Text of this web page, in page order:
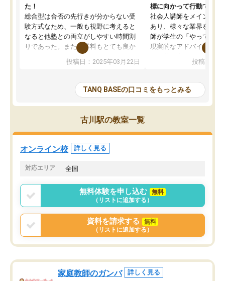
た！
総合型は合否の先行きが分からない受
験方式なため、一般も視野に考えると
なると他塾との両立がしやすい時間割
りであった。また授業料もとても良か
総合型の多くの塾は大学生が見ること
大学生の目だけでなく、数人の大人に
も目を通して頂ける。そのため多くの
意見を聞くことができ、より良いもの
を推敲することが可能だ。
どの人も優しく、親身に接してくださ
るのでやる気も出て、良かったで
す！！
投稿日：2025年03月22日
標に向かって行動できる
社会人講師をメインとし
あり、様々な業界を経験
師が学生の「やってみた
現実的なアドバイスを行
分野について学生知識
総合型選抜対策として志
接・小論文などの技術指
ション内容になっていま
を社会人として働いてい
標を見つける事が出来ま
投稿日：
TANQ BASEの口コミをもっとみる
古川駅の教室一覧
オンライン校 詳しく見る
対応エリア 全国
無料体験を申し込む
無料
（リストに追加する）
資料を請求する
無料
（リストに追加する）
家庭教師のガンバ 詳しく見る